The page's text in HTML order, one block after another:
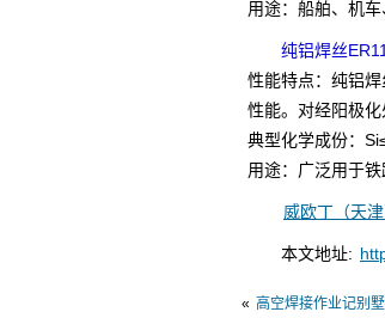
用途：船舶、机
纯铝焊丝
性能特点：纯铝
性能。对经阳极
典型化学成份：
用途：广泛用于铁
威欧丁（天
本文地址:
« 高空焊接作业记别